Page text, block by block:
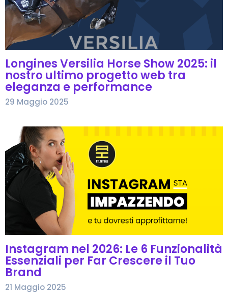
Longines Versilia Horse Show 2025: il
nostro ultimo progetto web tra
eleganza e performance
29 Maggio 2025
Instagram nel 2026: Le 6 Funzionalità
Essenziali per Far Crescere il Tuo
Brand
21 Maggio 2025